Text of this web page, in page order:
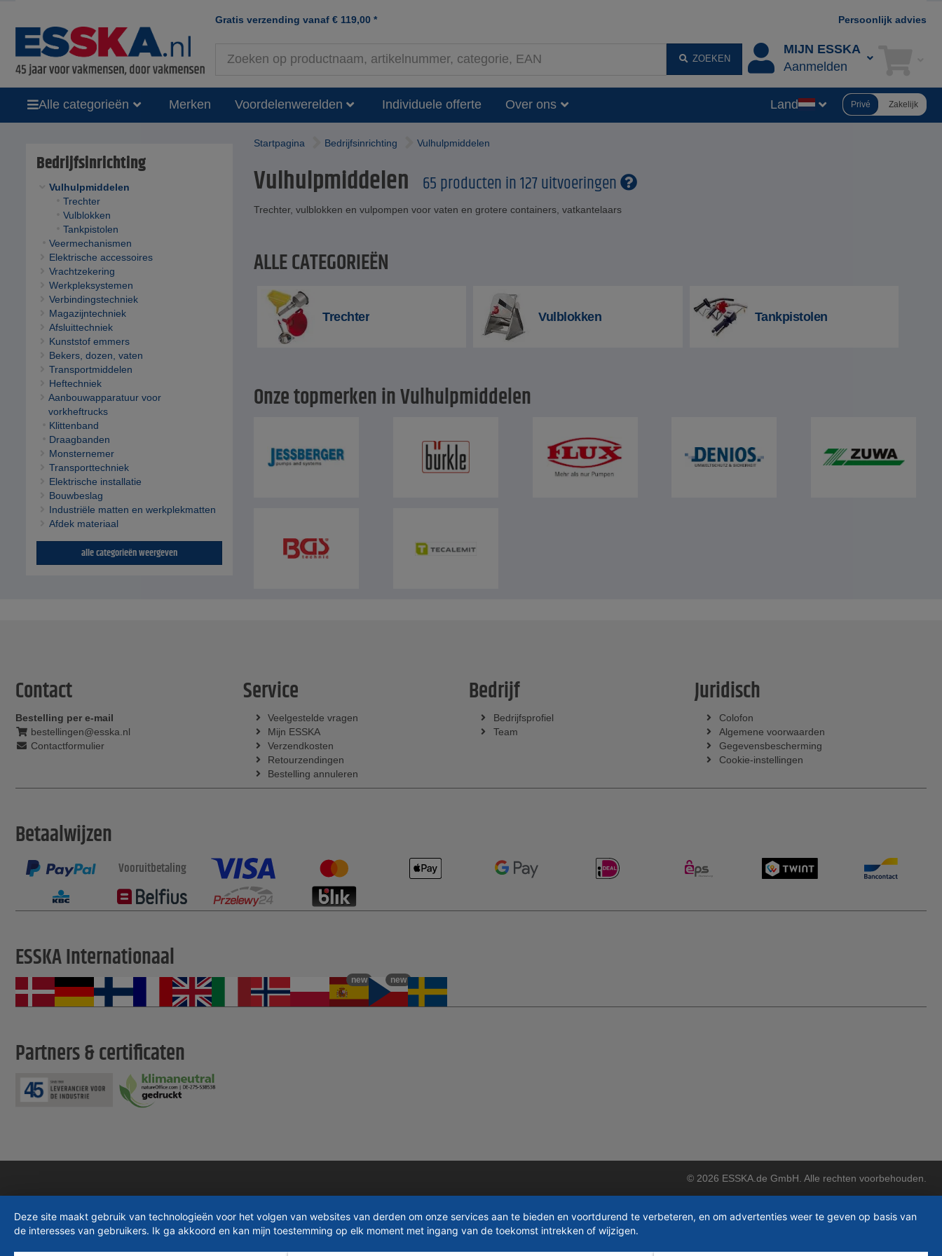
Gratis verzending vanaf € 119,00 * Persoonlijk advies
ZOEKEN
MIJN ESSKA
Aanmelden
Alle categorieën Merken Voordelenwerelden Individuele offerte Over ons Land Privé Zakelijk
Bedrijfsinrichting
Vulhulpmiddelen
Trechter
Vulblokken
Tankpistolen
Veermechanismen
Elektrische accessoires
Vrachtzekering
Werkpleksystemen
Verbindingstechniek
Magazijntechniek
Afsluittechniek
Kunststof emmers
Bekers, dozen, vaten
Transportmiddelen
Heftechniek
Aanbouwapparatuur voor
vorkheftrucks
Klittenband
Draagbanden
Monsternemer
Transporttechniek
Elektrische installatie
Bouwbeslag
Industriële matten en werkplekmatten
Afdek materiaal
alle categorieën weergeven
Startpagina Bedrijfsinrichting Vulhulpmiddelen
Vulhulpmiddelen 65 producten in 127 uitvoeringen
Trechter, vulblokken en vulpompen voor vaten en grotere containers, vatkantelaars
ALLE CATEGORIEËN
Trechter Vulblokken Tankpistolen
Onze topmerken in Vulhulpmiddelen
Contact
Bestelling per e-mail
bestellingen@esska.nl
Contactformulier
Service
Veelgestelde vragen
Mijn ESSKA
Verzendkosten
Retourzendingen
Bestelling annuleren
Bedrijf
Bedrijfsprofiel
Team
Juridisch
Colofon
Algemene voorwaarden
Gegevensbescherming
Cookie-instellingen
Betaalwijzen
Vooruitbetaling
ESSKA Internationaal
new new
Partners & certificaten
© 2026 ESSKA.de GmbH. Alle rechten voorbehouden.
Deze site maakt gebruik van technologieën voor het volgen van websites van derden om onze services aan te bieden en voortdurend te verbeteren, en om advertenties weer te geven op basis van
de interesses van gebruikers. Ik ga akkoord en kan mijn toestemming op elk moment met ingang van de toekomst intrekken of wijzigen.